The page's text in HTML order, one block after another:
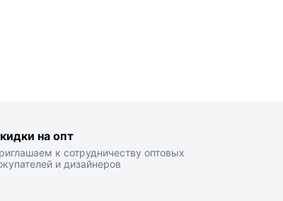
на опт
к сотрудничеству оптовых
и дизайнеров